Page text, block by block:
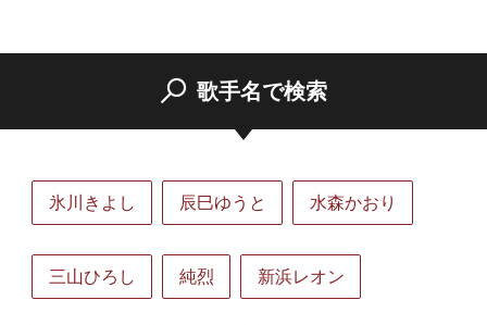
歌手名で検索
氷川きよし 辰巳ゆうと 水森かおり
三山ひろし 純烈 新浜レオン